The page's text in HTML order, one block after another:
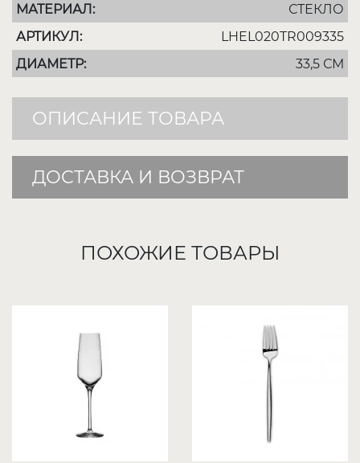
МАТЕРИАЛ:
СТЕКЛО
АРТИКУЛ:
LHEL020TR009335
ДИАМЕТР:
33,5 СМ
ОПИСАНИЕ ТОВАРА
ДОСТАВКА И ВОЗВРАТ
ПОХОЖИЕ ТОВАРЫ